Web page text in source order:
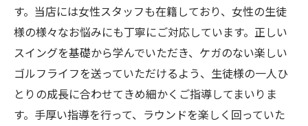
す。当店には女性スタッフも在籍しており、女性の生徒
様の様々なお悩みにも丁寧にご対応しています。正しい
スイングを基礎から学んでいただき、ケガのない楽しい
ゴルフライフを送っていただけるよう、生徒様の一人ひ
とりの成長に合わせてきめ細かくご指導してまいりま
す。手厚い指導を行って、ラウンドを楽しく回っていた